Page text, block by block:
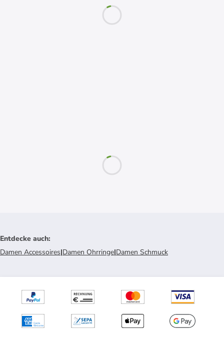
Entdecke auch:
Damen Accessoires|Damen Ohrringe|Damen Schmuck